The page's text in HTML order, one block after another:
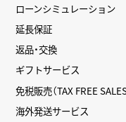
ローンシミュレーション
延長保証
返品・交換
ギフトサービス
免税販売（TAX FREE SALES
海外発送サービス